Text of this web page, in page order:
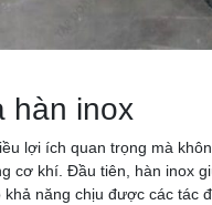
hàn inox
lợi ích quan trọng mà
cơ khí. Đầu tiên, hàn inox
khả năng chịu được các tác